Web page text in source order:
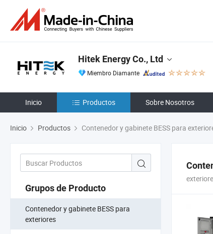
Hitek Energy Co., Ltd
Miembro Diamante
Inicio Productos Sobre Nosotros
Inicio Productos Contenedor y gabinete BESS para
Grupos de Producto
Contenedor y gabinete BESS para
exteriores